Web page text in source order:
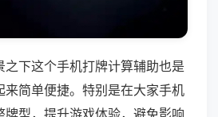
之下这个手机打牌计算辅助也是
来简单便捷。特别是在大家手机